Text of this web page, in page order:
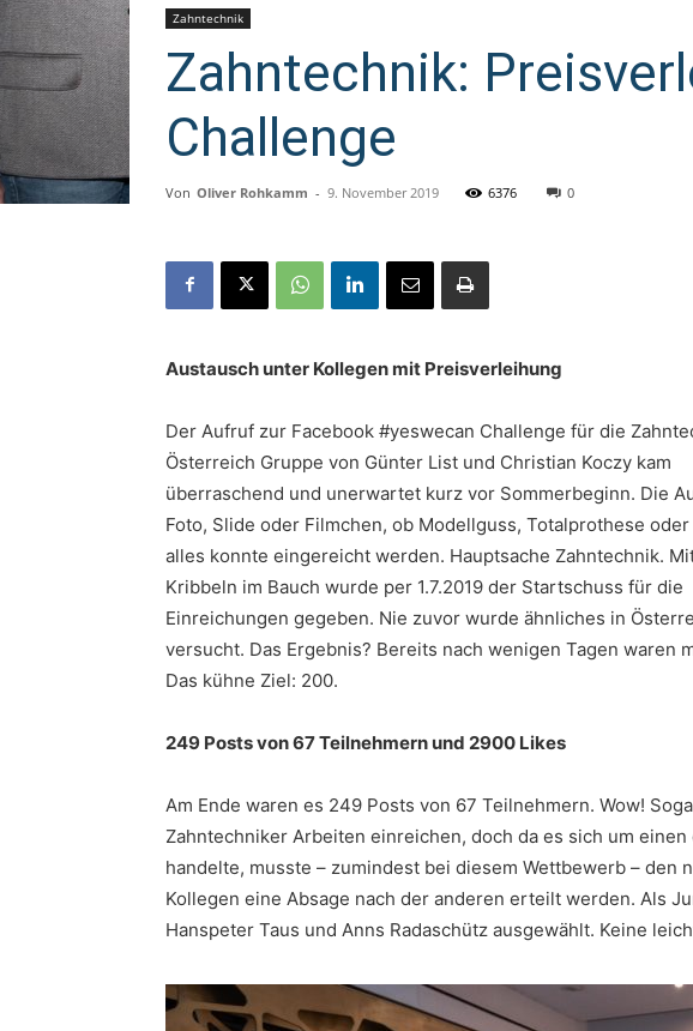
Zahntechnik
Zahntechnik:
Challenge
Von Oliver Rohkamm - 9. November 2019 6376 0
Austausch unter Kollegen mit Preisverleihung
Der Aufruf zur Facebook #yeswecan Challenge für die
Österreich Gruppe von Günter List und Christian Koczy kam
überraschend und unerwartet kurz vor Sommerbeginn. Die
Foto, Slide oder Filmchen, ob Modellguss, Totalprothese oder
alles konnte eingereicht werden. Hauptsache Zahntechnik.
Kribbeln im Bauch wurde per 1.7.2019 der Startschuss für die
Einreichungen gegeben. Nie zuvor wurde ähnliches in
versucht. Das Ergebnis? Bereits nach wenigen Tagen waren
Das kühne Ziel: 200.
249 Posts von 67 Teilnehmern und 2900 Likes
Am Ende waren es 249 Posts von 67 Teilnehmern. Wow!
Zahntechniker Arbeiten einreichen, doch da es sich um
handelte, musste – zumindest bei diesem Wettbewerb – den
Kollegen eine Absage nach der anderen erteilt werden. Als
Hanspeter Taus und Anns Radaschütz ausgewählt. Keine